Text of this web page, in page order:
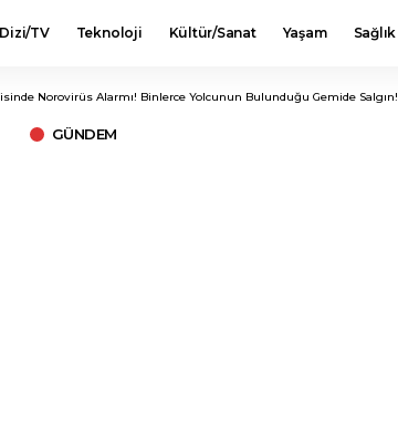
Dizi/TV Teknoloji Kültür/Sanat Yaşam Sağlık
Norovirüs Alarmı! Binlerce Yolcunun Bulunduğu Gemide Salgın!
GÜNDEM